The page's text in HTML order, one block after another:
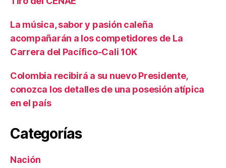
La música, sabor y pasión caleña
acompañarán a los competidores de La
Carrera del Pacífico-Cali 10K
Colombia recibirá a su nuevo Presidente,
conozca los detalles de una posesión atípica
en el país
Categorías
Nación